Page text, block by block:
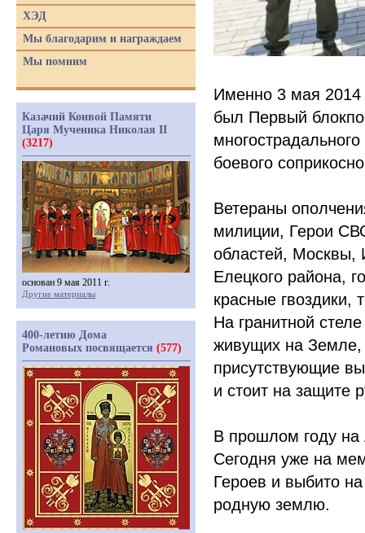
Именно 3 мая 2014
был Первый
боевого
Ветераны
милиции, Герои
областей, Москвы,
Елецкого района,
красные
На гранитной
живущих на Земле,
присутствующие
и стоит на защите
В прошлом году на
Сегодня уже на
Героев и выбито
родную землю.
ХЭД
Мы благодарим и награждаем
Мы помним
Казачий Конвой Памяти
Царя Мученика Николая II
(3217)
основан 9 мая 2011 г.
Другие материалы
400-летию Дома
Романовых посвящается (577)